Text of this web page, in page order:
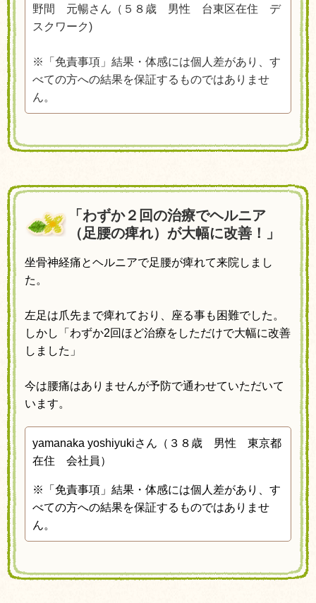
野間 元暢さん（５８歳 男性 台東区在住 デ
スクワーク)
※「免責事項」結果・体感には個人差があり、す
べての方への結果を保証するものではありませ
ん。
「わずか２回の治療でヘルニア
（足腰の痺れ）が大幅に改善！」
坐骨神経痛とヘルニアで足腰が痺れて来院しまし
た。
左足は爪先まで痺れており、座る事も困難でした。
しかし「わずか2回ほど治療をしただけで大幅に改善
しました」
今は腰痛はありませんが予防で通わせていただいて
います。
yamanaka yoshiyukiさん（３８歳 男性 東京都
在住 会社員）
※
「免責事項」結果・体感には個人差があり、す
べての方への結果を保証するものではありませ
ん。